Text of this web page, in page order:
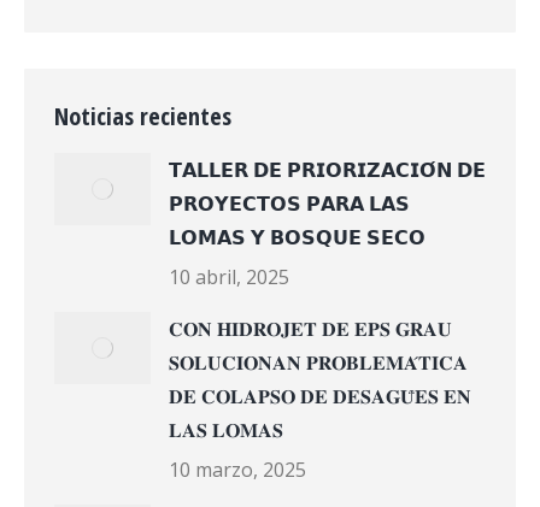
Noticias recientes
𝗧𝗔𝗟𝗟𝗘𝗥 𝗗𝗘 𝗣𝗥𝗜𝗢𝗥𝗜𝗭𝗔𝗖𝗜𝗢́𝗡 𝗗𝗘
𝗣𝗥𝗢𝗬𝗘𝗖𝗧𝗢𝗦 𝗣𝗔𝗥𝗔 𝗟𝗔𝗦
𝗟𝗢𝗠𝗔𝗦 𝗬 𝗕𝗢𝗦𝗤𝗨𝗘 𝗦𝗘𝗖𝗢
10 abril, 2025
𝐂𝐎𝐍 𝐇𝐈𝐃𝐑𝐎𝐉𝐄𝐓 𝐃𝐄 𝐄𝐏𝐒 𝐆𝐑𝐀𝐔
𝐒𝐎𝐋𝐔𝐂𝐈𝐎𝐍𝐀𝐍 𝐏𝐑𝐎𝐁𝐋𝐄𝐌𝐀́𝐓𝐈𝐂𝐀
𝐃𝐄 𝐂𝐎𝐋𝐀𝐏𝐒𝐎 𝐃𝐄 𝐃𝐄𝐒𝐀𝐆𝐔̈𝐄𝐒 𝐄𝐍
𝐋𝐀𝐒 𝐋𝐎𝐌𝐀𝐒
10 marzo, 2025